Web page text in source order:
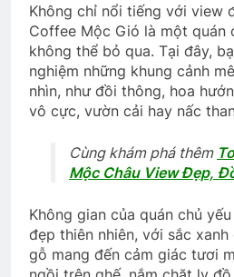
Không chỉ nổi tiếng với view
Coffee Mộc Gió là một quán
không thể bỏ qua. Tại đây,
nghiệm những khung cảnh
nhìn, như đồi thông, hoa
vô cực, vườn cải hay nấc
Cùng khám phá thêm
Mộc Châu View Đẹp,
Không gian của quán chủ
đẹp thiên nhiên, với sắc
gỗ mang đến cảm giác tươi